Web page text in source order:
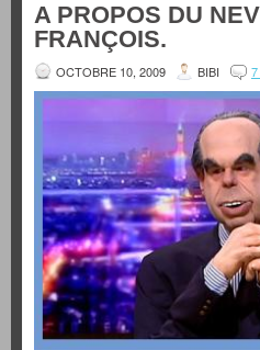
A PROPOS DU
FRANÇOIS.
OCTOBRE 10, 2009 BIBI